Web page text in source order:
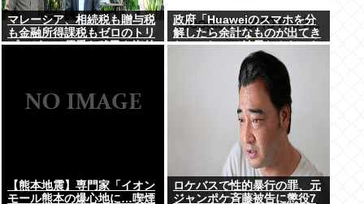
マレーシア、相続税も贈与税
も金融所得課税もゼロのトリ
プルゼロで優秀な移民を海外
政府「Huaweiのスマホを分
解したら余計なものが出てき
た」これって結局なんだった
【熊本地震】専門家「イオン
モール熊本の爆心地に…喫煙
ロケバスで性的暴行の罪、元
ジャンポケ斉藤被告に懲役7